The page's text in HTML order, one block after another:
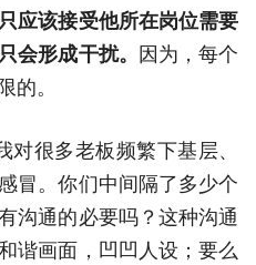
应该接受他所在岗位需要
会形成干扰。
因为，每个
的。
对很多老板频繁下基层、
冒。你们中间隔了多少个
沟通的必要吗？这种沟通
谐画面，凹凹人设；要么